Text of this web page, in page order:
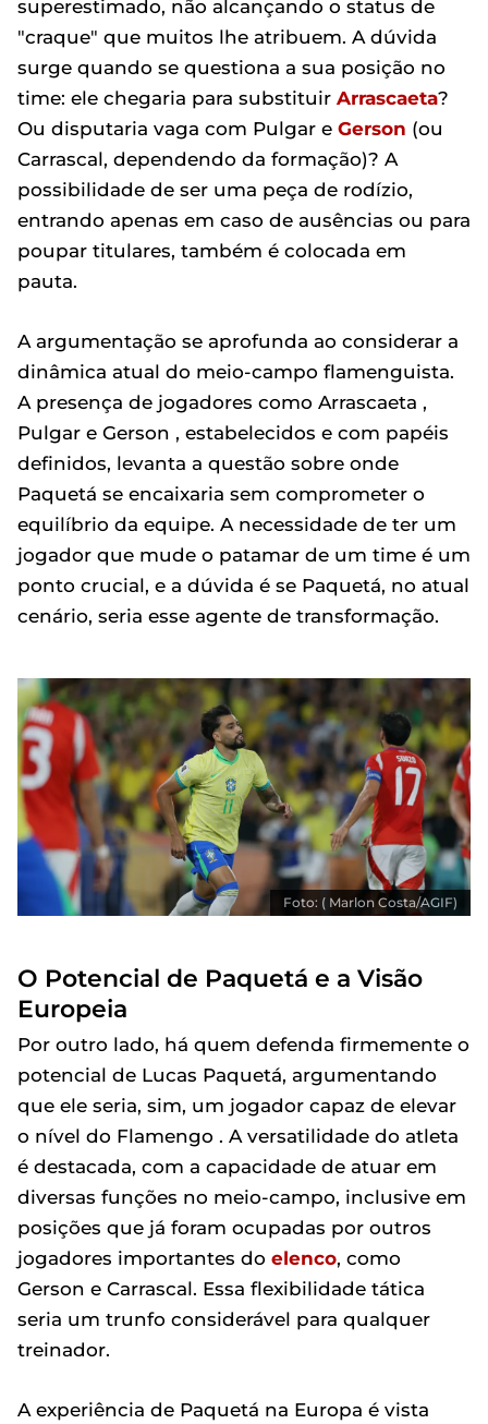
superestimado, não alcançando o status de
"craque" que muitos lhe atribuem. A dúvida
surge quando se questiona a sua posição no
time: ele chegaria para substituir Arrascaeta?
Ou disputaria vaga com Pulgar e Gerson (ou
Carrascal, dependendo da formação)? A
possibilidade de ser uma peça de rodízio,
entrando apenas em caso de ausências ou para
poupar titulares, também é colocada em
pauta.
A argumentação se aprofunda ao considerar a
dinâmica atual do meio-campo flamenguista.
A presença de jogadores como Arrascaeta ,
Pulgar e Gerson , estabelecidos e com papéis
definidos, levanta a questão sobre onde
Paquetá se encaixaria sem comprometer o
equilíbrio da equipe. A necessidade de ter um
jogador que mude o patamar de um time é um
ponto crucial, e a dúvida é se Paquetá, no atual
cenário, seria esse agente de transformação.
Foto: ( Marlon Costa/AGIF)
O Potencial de Paquetá e a Visão
Europeia
Por outro lado, há quem defenda firmemente o
potencial de Lucas Paquetá, argumentando
que ele seria, sim, um jogador capaz de elevar
o nível do Flamengo . A versatilidade do atleta
é destacada, com a capacidade de atuar em
diversas funções no meio-campo, inclusive em
posições que já foram ocupadas por outros
jogadores importantes do elenco, como
Gerson e Carrascal. Essa flexibilidade tática
seria um trunfo considerável para qualquer
treinador.
A experiência de Paquetá na Europa é vista